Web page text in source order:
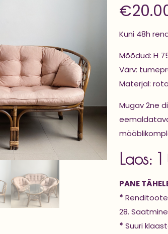
€
Kuni 48h
Mõõdud: H
Värv:
Materjal:
Mugav 2ne
Laos: 1
PANE
*
28.
* Suuri